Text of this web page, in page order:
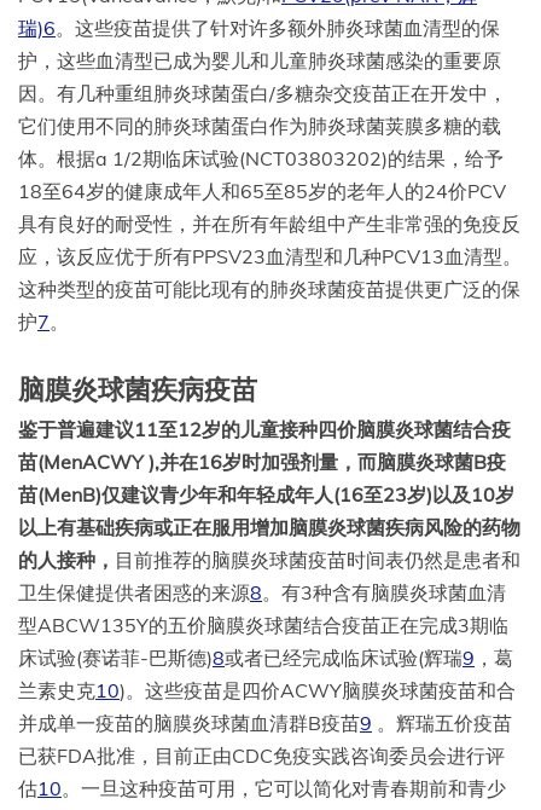
瑞)6。这些疫苗提供了针对许多额外肺炎球菌血清型的保
护，这些血清型已成为婴儿和儿童肺炎球菌感染的重要原
因。有几种重组肺炎球菌蛋白/多糖杂交疫苗正在开发中，
它们使用不同的肺炎球菌蛋白作为肺炎球菌荚膜多糖的载
体。根据a 1/2期临床试验(NCT03803202)的结果，给予
18至64岁的健康成年人和65至85岁的老年人的24价PCV
具有良好的耐受性，并在所有年龄组中产生非常强的免疫反
应，该反应优于所有PPSV23血清型和几种PCV13血清型。
这种类型的疫苗可能比现有的肺炎球菌疫苗提供更广泛的保
护7。
脑膜炎球菌疾病疫苗
鉴于普遍建议11至12岁的儿童接种四价脑膜炎球菌结合疫
苗(MenACWY ),并在16岁时加强剂量，而脑膜炎球菌B疫
苗(MenB)仅建议青少年和年轻成年人(16至23岁)以及10岁
以上有基础疾病或正在服用增加脑膜炎球菌疾病风险的药物
的人接种， 目前推荐的脑膜炎球菌疫苗时间表仍然是患者和
卫生保健提供者困惑的来源8。有3种含有脑膜炎球菌血清
型ABCW135Y的五价脑膜炎球菌结合疫苗正在完成3期临
床试验(赛诺菲-巴斯德)8或者已经完成临床试验(辉瑞9 ，葛
兰素史克10)。这些疫苗是四价ACWY脑膜炎球菌疫苗和合
并成单一疫苗的脑膜炎球菌血清群B疫苗9 。辉瑞五价疫苗
已获FDA批准，目前正由CDC免疫实践咨询委员会进行评
估10。一旦这种疫苗可用，它可以简化对青春期前和青少